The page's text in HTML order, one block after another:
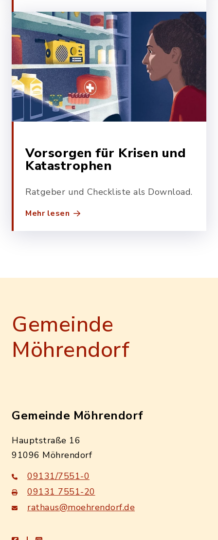
Vorsorgen für Krisen und
Katastrophen
Ratgeber und Checkliste als Download.
Mehr lesen
Gemeinde
Möhrendorf
Gemeinde Möhrendorf
Hauptstraße 16
91096 Möhrendorf
09131/7551-0
09131 7551-20
rathaus@moehrendorf.de